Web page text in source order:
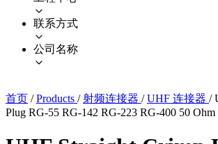
联系方式
公司名称
首页 / Products / 射频连接器 / UHF 连接器 /
Plug RG-55 RG-142 RG-223 RG-400 50 Ohm